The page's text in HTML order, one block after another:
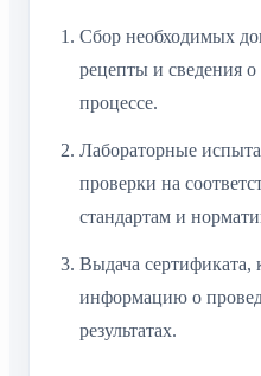
Сбор необходимых
рецепты и сведения
процессе.
Лабораторные
проверки на
стандартам и
Выдача сертификата,
информацию о
результатах.